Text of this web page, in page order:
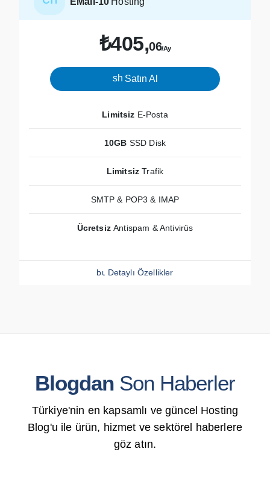
₺405,06/Ay
shopping_cart
Satın Al
Limitsiz E-Posta
10GB SSD Disk
Limitsiz Trafik
SMTP & POP3 & IMAP
ÜcretsizAntispam & Antivirüs
build_circle
Detaylı Özellikler
Blogdan Son Haberler
Türkiye'nin en kapsamlı ve güncel Hosting
Blog'u ile ürün, hizmet ve sektörel haberlere
göz atın.